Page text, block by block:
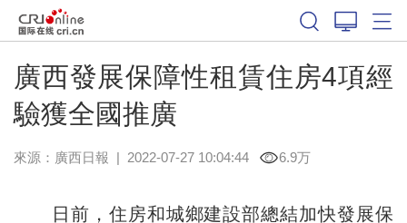
廣西發展保障性租賃住房4項經
驗獲全國推廣
來源： 廣西日報 | 2022-07-27 10:04:44 6.9万
日前，住房和城鄉建設部總結加快發展保